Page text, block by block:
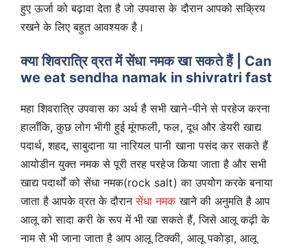
हुए ऊर्जा को बढ़ावा देता है जो उपवास के दौरान आपको सक्रिय
रखने के लिए बहुत आवश्यक है।
क्या शिवरात्रि व्रत में सेंधा नमक खा सकते हैं | Can
we eat sendha namak in shivratri fast
महा शिवरात्रि उपवास का अर्थ है सभी खाने-पीने से परहेज करना
हालाँकि, कुछ लोग भीगी हुई मूंगफली, फल, दूध और डेयरी खाद्य
पदार्थ, शहद, साबुदाना या नारियल पानी खाना पसंद कर सकते हैं
आयोडीन युक्त नमक से पूरी तरह परहेज किया जाता है और सभी
खाद्य पदार्थों को सेंधा नमक(rock salt) का उपयोग करके बनाया
जाता है आपके व्रत के दौरानसेंधा नमक खाने की अनुमति है आप
आलू को सादा करी के रूप में भी खा सकते हैं, जिसे आलू कढ़ी के
नाम से भी जाना जाता है आप आलू टिक्की, आलू पकोड़ा, आलू